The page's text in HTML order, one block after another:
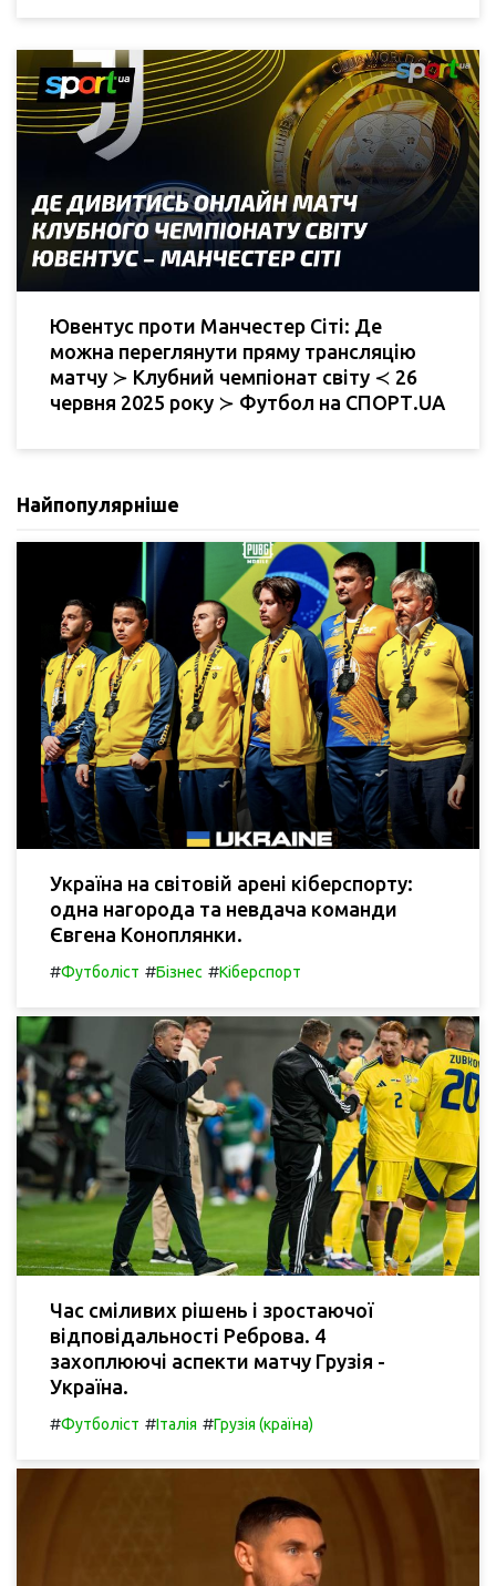
Ювентус проти Манчестер Сіті: Де
можна переглянути пряму трансляцію
матчу ≻ Клубний чемпіонат світу ≺ 26
червня 2025 року ≻ Футбол на СПОРТ.UA
Найпопулярніше
Україна на світовій арені кіберспорту:
одна нагорода та невдача команди
Євгена Коноплянки.
#Футболіст #Бізнес #Кіберспорт
Час сміливих рішень і зростаючої
відповідальності Реброва. 4
захоплюючі аспекти матчу Грузія -
Україна.
#Футболіст #Італія #Грузія (країна)